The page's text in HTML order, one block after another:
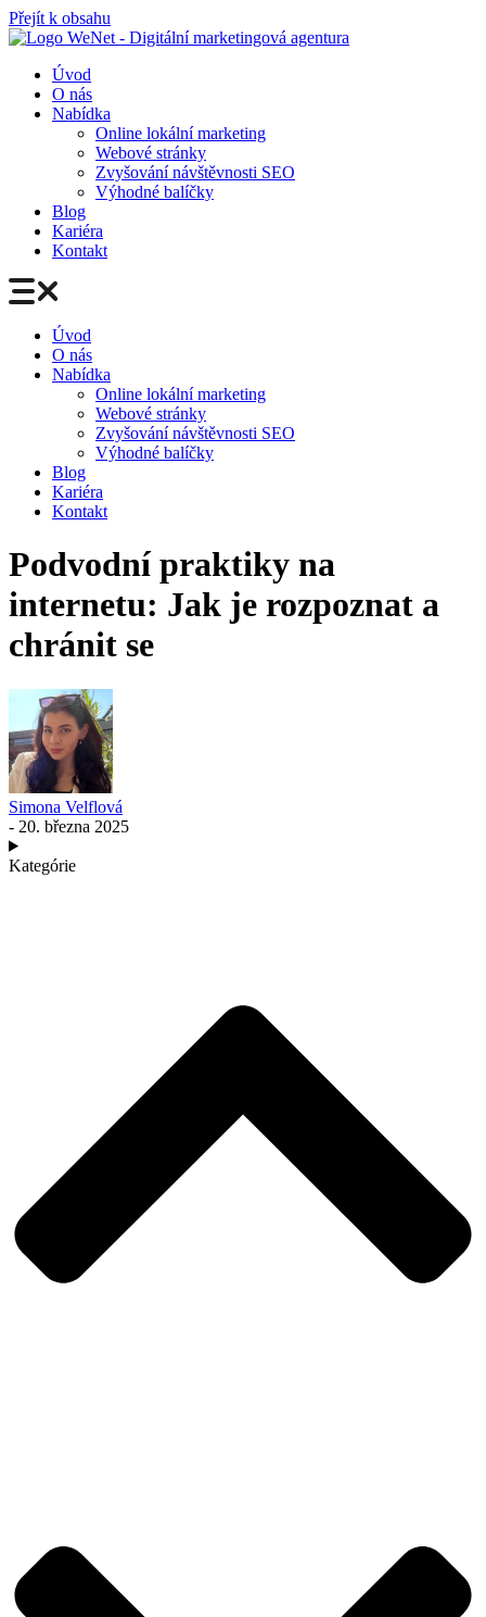
Přejít k obsahu
Úvod
O nás
Nabídka
Online lokální marketing
Webové stránky
Zvyšování návštěvnosti SEO
Výhodné balíčky
Blog
Kariéra
Kontakt
Úvod
O nás
Nabídka
Online lokální marketing
Webové stránky
Zvyšování návštěvnosti SEO
Výhodné balíčky
Blog
Kariéra
Kontakt
Podvodní praktiky na
internetu: Jak je rozpoznat a
chránit se
Simona Velflová
- 20. března 2025
Kategórie